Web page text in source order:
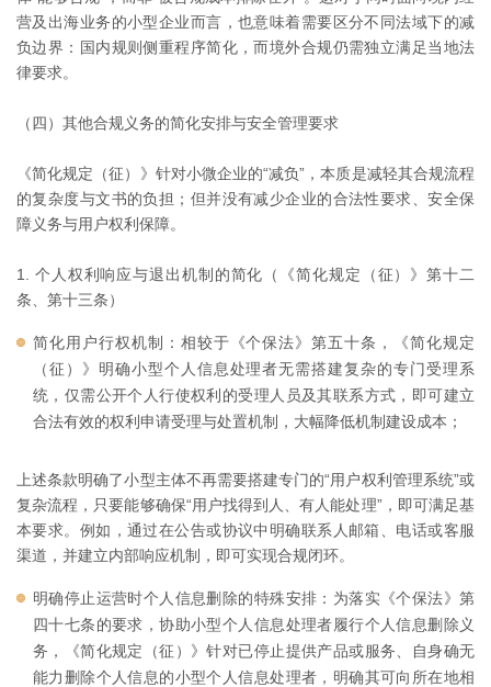
营及出海业务的小型企业而言，也意味着需要区分不同法域下的减
负边界：国内规则侧重程序简化，而境外合规仍需独立满足当地法
律要求。
（四）其他合规义务的简化安排与安全管理要求
《简化规定（征）》针对小微企业的“减负”，本质是减轻其合规流程
的复杂度与文书的负担；但并没有减少企业的合法性要求、安全保
障义务与用户权利保障。
1. 个人权利响应与退出机制的简化（《简化规定（征）》第十二
条、第十三条）
简化用户行权机制：相较于《个保法》第五十条，《简化规定
（征）》明确小型个人信息处理者无需搭建复杂的专门受理系
统，仅需公开个人行使权利的受理人员及其联系方式，即可建立
合法有效的权利申请受理与处置机制，大幅降低机制建设成本；
上述条款明确了小型主体不再需要搭建专门的“用户权利管理系统”或
复杂流程，只要能够确保“用户找得到人、有人能处理”，即可满足基
本要求。例如，通过在公告或协议中明确联系人邮箱、电话或客服
渠道，并建立内部响应机制，即可实现合规闭环。
明确停止运营时个人信息删除的特殊安排：为落实《个保法》第
四十七条的要求，协助小型个人信息处理者履行个人信息删除义
务，《简化规定（征）》针对已停止提供产品或服务、自身确无
能力删除个人信息的小型个人信息处理者，明确其可向所在地相